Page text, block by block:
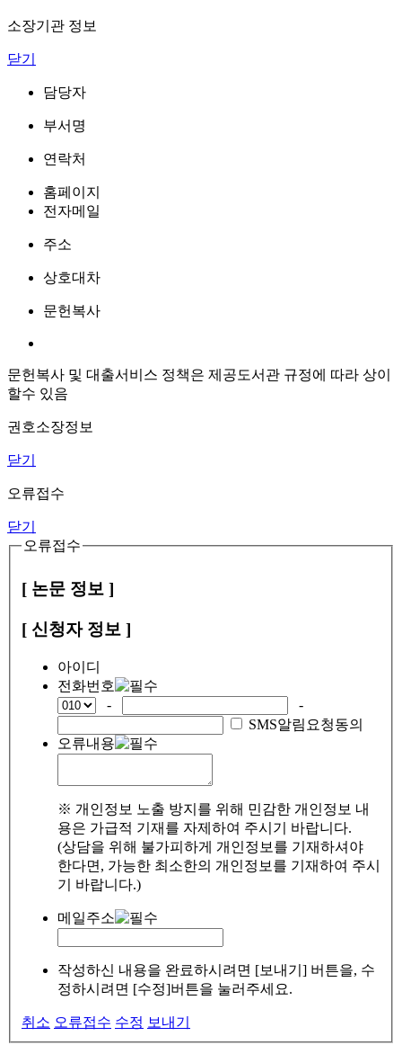
소장기관 정보
닫기
담당자
부서명
연락처
홈페이지
전자메일
주소
상호대차
문헌복사
문헌복사 및 대출서비스 정책은 제공도서관 규정에 따라 상이
할수 있음
권호소장정보
닫기
오류접수
닫기
오류접수
[ 논문 정보 ]
[ 신청자 정보 ]
아이디
전화번호
-
-
SMS알림요청동의
오류내용
※ 개인정보 노출 방지를 위해 민감한 개인정보 내
용은 가급적 기재를 자제하여 주시기 바랍니다.
(상담을 위해 불가피하게 개인정보를 기재하셔야
한다면, 가능한 최소한의 개인정보를 기재하여 주시
기 바랍니다.)
메일주소
작성하신 내용을 완료하시려면 [보내기] 버튼을, 수
정하시려면 [수정]버튼을 눌러주세요.
취소 오류접수 수정 보내기